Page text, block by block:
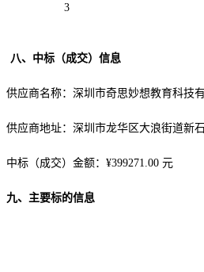
3
八、中标（成交）信息
供应商名称： 深圳市奇思妙想教育科技
供应商地址： 深圳市龙华区大浪街道新
中标（成交）金额： ¥399271.00 元
九、主要标的信息